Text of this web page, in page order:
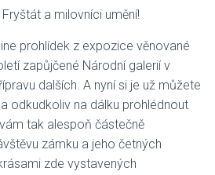
a milovníci umění!
prohlídek z expozice věnované
zapůjčené Národní galerií v
dalších. A nyní si je už můžete
odkudkoliv na dálku prohlédnout
tak alespoň částečně
zámku a jeho četných
zde vystavených